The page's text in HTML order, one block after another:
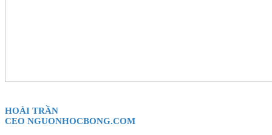
HOÀI TRẦN
CEO NGUONHOCBONG.COM